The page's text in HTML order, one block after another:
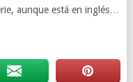
aunque está en inglés…